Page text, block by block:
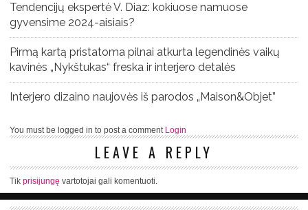
Tendencijų ekspertė V. Diaz: kokiuose namuose
gyvensime 2024-aisiais?
Pirmą kartą pristatoma pilnai atkurta legendinės vaikų
kavinės „Nykštukas“ freska ir interjero detalės
Interjero dizaino naujovės iš parodos „Maison&Objet”
You must be logged in to post a comment Login
LEAVE A REPLY
Tik prisijungę vartotojai gali komentuoti.